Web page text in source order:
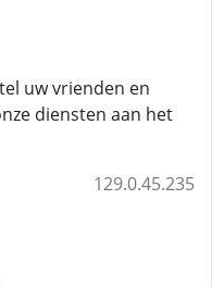
uw vrienden en
diensten aan het
129.0.45.235